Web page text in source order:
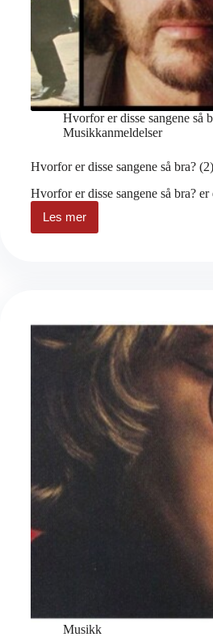
Hvorfor er disse sangene så
Musikkanmeldelser
Hvorfor er disse sangene så bra? (2)
Hvorfor er disse sangene så bra?
Les mer
Hvorfor
er
Musikk